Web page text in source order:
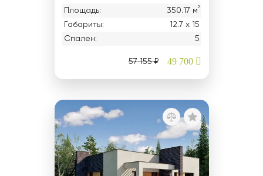
Площадь: 350.17 м²
Габариты:
12.7 х 15
Спален:
5
57 155 ₽ 49 700